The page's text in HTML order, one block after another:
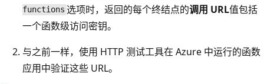
functions 选项时，返回的每个终结点的调用 URL值包括
一个函数级访问密钥。
与之前一样，使用 HTTP 测试工具在 Azure 中运行的函数
应用中验证这些 URL。